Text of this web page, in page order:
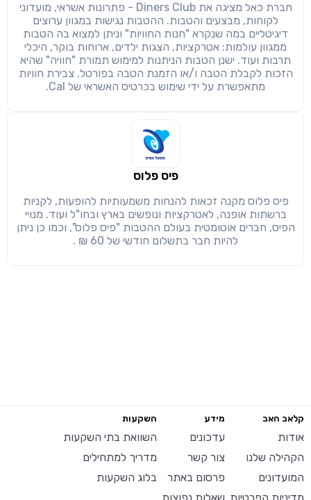
חברת כאל מציגה את Diners Club - פתרונות אשראי, מועדוני
לקוחות, מבצעים והטבות. ההטבות נגישות במגוון ערוצים
דיגיטליים במה שנקרא "חנות החוויות" וניתן למצוא בה הטבות
ממגוון עולמות: אטרקציות, הצגות ילדים, ארוחות בוקר, היכלי
תרבות ועוד. ישנן הטבות הניתנות למימוש תמורת "חוויה" שהיא
הזכות לקבלת הטבה ו/או הזמנת הטבה בפורטל. צבירת חוויות
מתאפשרת על ידי שימוש בכרטיס האשראי של Cal.
פיס פלוס
פיס פלוס מקנה זכאות להנחות משמעותיות להופעות, לקניות
ברשתות אופנה, לאטרקציות ונופשים בארץ ובחו"ל ועוד. מנויי
הפיס, חברים אוטומטית בעולם ההטבות "פיס פלוס", וכמו כן ניתן
להיות חבר בתשלום חודשי של 60 ₪ .
קלאב האב
אודות
הקהילה שלנו
המועדונים
מידע
עדכונים
צור קשר
פרסום באתר
השקעות
השוואת בתי השקעות
מדריך למתחילים
בלוג השקעות